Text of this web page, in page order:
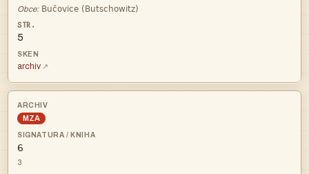
Obce: 
5
archiv
MZA

3